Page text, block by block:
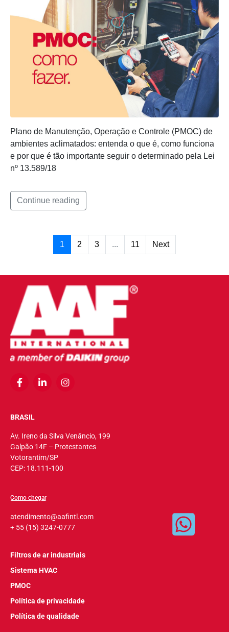
Plano de Manutenção, Operação e Controle (PMOC) de
ambientes aclimatados: entenda o que é, como funciona
e por que é tão importante seguir o determinado pela Lei
nº 13.589/18
Continue reading
1 2 3 ... 11 Next
BRASIL
Av. Ireno da Silva Venâncio, 199
Galpão 14F – Protestantes
Votorantim/SP
CEP: 18.111-100
Como chegar
atendimento@aafintl.com
+ 55 (15) 3247-0777
Filtros de ar industriais
Sistema HVAC
PMOC
Política de privacidade
Política de qualidade